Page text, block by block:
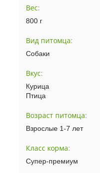
Вес:
800 г
Вид питомца:
Собаки
Вкус:
Курица
Птица
Возраст питомца:
Взрослые 1-7 лет
Класс корма:
Супер-премиум